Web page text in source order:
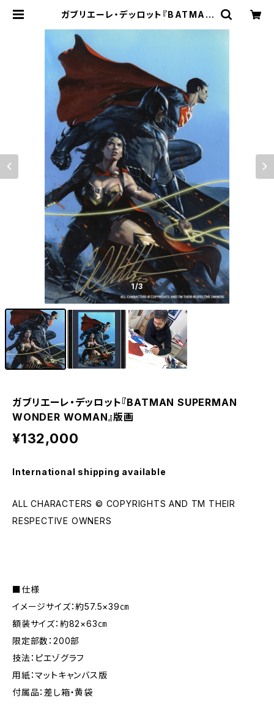
ガブリエーレ・デッロット『BATMAN
1/3
ガブリエーレ・デッロット『BATMAN SUPERMAN
WONDER WOMAN』版画
¥132,000
International shipping available
ALL CHARACTERS © COPYRIGHTS AND TM THEIR
RESPECTIVE OWNERS
■仕様
イメージサイズ：約57.5×39㎝
額装サイズ：約82×63㎝
限定部数：200部
技法：ピエゾグラフ
用紙：マットキャンバス版
付属品：差し箱・黄袋